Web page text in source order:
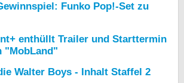
Funko Pop!-Set zu
enthüllt Trailer und Starttermin
"MobLand"
Walter Boys - Inhalt Staffel 2